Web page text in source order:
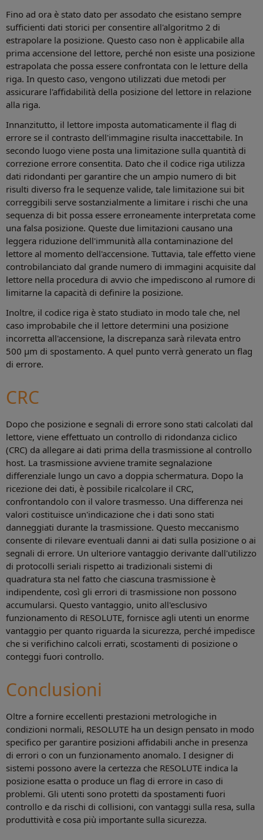
Fino ad ora è stato dato per assodato che esistano sempre
sufficienti dati storici per consentire all'algoritmo 2 di
estrapolare la posizione. Questo caso non è applicabile alla
prima accensione del lettore, perché non esiste una posizione
estrapolata che possa essere confrontata con le letture della
riga. In questo caso, vengono utilizzati due metodi per
assicurare l'affidabilità della posizione del lettore in relazione
alla riga.
Innanzitutto, il lettore imposta automaticamente il flag di
errore se il contrasto dell'immagine risulta inaccettabile. In
secondo luogo viene posta una limitazione sulla quantità di
correzione errore consentita. Dato che il codice riga utilizza
dati ridondanti per garantire che un ampio numero di bit
risulti diverso fra le sequenze valide, tale limitazione sui bit
correggibili serve sostanzialmente a limitare i rischi che una
sequenza di bit possa essere erroneamente interpretata come
una falsa posizione. Queste due limitazioni causano una
leggera riduzione dell'immunità alla contaminazione del
lettore al momento dell'accensione. Tuttavia, tale effetto viene
controbilanciato dal grande numero di immagini acquisite dal
lettore nella procedura di avvio che impediscono al rumore di
limitarne la capacità di definire la posizione.
Inoltre, il codice riga è stato studiato in modo tale che, nel
caso improbabile che il lettore determini una posizione
incorretta all'accensione, la discrepanza sarà rilevata entro
500 μm di spostamento. A quel punto verrà generato un flag
di errore.
CRC
Dopo che posizione e segnali di errore sono stati calcolati dal
lettore, viene effettuato un controllo di ridondanza ciclico
(CRC) da allegare ai dati prima della trasmissione al controllo
host. La trasmissione avviene tramite segnalazione
differenziale lungo un cavo a doppia schermatura. Dopo la
ricezione dei dati, è possibile ricalcolare il CRC,
confrontandolo con il valore trasmesso. Una differenza nei
valori costituisce un'indicazione che i dati sono stati
danneggiati durante la trasmissione. Questo meccanismo
consente di rilevare eventuali danni ai dati sulla posizione o ai
segnali di errore. Un ulteriore vantaggio derivante dall'utilizzo
di protocolli seriali rispetto ai tradizionali sistemi di
quadratura sta nel fatto che ciascuna trasmissione è
indipendente, così gli errori di trasmissione non possono
accumularsi. Questo vantaggio, unito all'esclusivo
funzionamento di RESOLUTE, fornisce agli utenti un enorme
vantaggio per quanto riguarda la sicurezza, perché impedisce
che si verifichino calcoli errati, scostamenti di posizione o
conteggi fuori controllo.
Conclusioni
Oltre a fornire eccellenti prestazioni metrologiche in
condizioni normali, RESOLUTE ha un design pensato in modo
specifico per garantire posizioni affidabili anche in presenza
di errori o con un funzionamento anomalo. I designer di
sistemi possono avere la certezza che RESOLUTE indica la
posizione esatta o produce un flag di errore in caso di
problemi. Gli utenti sono protetti da spostamenti fuori
controllo e da rischi di collisioni, con vantaggi sulla resa, sulla
produttività e cosa più importante sulla sicurezza.